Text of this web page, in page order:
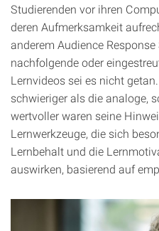
Studierenden vor ihren
deren Aufmerksamkeit
anderem Audience
nachfolgende oder
Lernvideos sei es nicht
schwieriger als die analoge,
wertvoller waren seine
Lernwerkzeuge, die sich
Lernbehalt und die
auswirken, basierend auf